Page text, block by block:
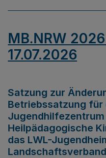
MB.NRW
17.07.2026
Satzung zur
Betriebssatzung für
Jugendhilfezentrum
Heilpädagogische
das LWL-